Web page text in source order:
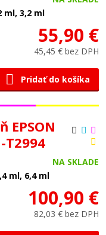
ml, 3,2 ml
55,90 €
45,45 € bez DPH
Pridať do košíka
T2994
NA SKLADE
ml, 6,4 ml
100,90 €
82,03 € bez DPH